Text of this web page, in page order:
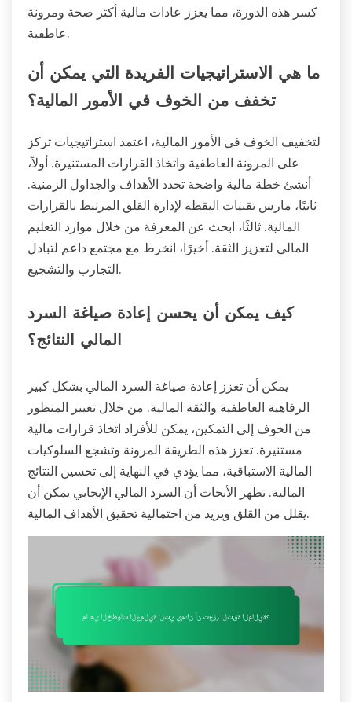
كسر هذه الدورة، مما يعزز عادات مالية أكثر صحة ومرونة
عاطفية.
ما هي الاستراتيجيات الفريدة التي يمكن أن
تخفف من الخوف في الأمور المالية؟
لتخفيف الخوف في الأمور المالية، اعتمد استراتيجيات تركز
على المرونة العاطفية واتخاذ القرارات المستنيرة. أولاً،
أنشئ خطة مالية واضحة تحدد الأهداف والجداول الزمنية.
ثانيًا، مارس تقنيات اليقظة لإدارة القلق المرتبط بالقرارات
المالية. ثالثًا، ابحث عن المعرفة من خلال موارد التعليم
المالي لتعزيز الثقة. أخيرًا، انخرط مع مجتمع داعم لتبادل
التجارب والتشجيع.
كيف يمكن أن يحسن إعادة صياغة السرد
المالي النتائج؟
يمكن أن تعزز إعادة صياغة السرد المالي بشكل كبير
الرفاهية العاطفية والثقة المالية. من خلال تغيير المنظور
من الخوف إلى التمكين، يمكن للأفراد اتخاذ قرارات مالية
مستنيرة. تعزز هذه الطريقة المرونة وتشجع السلوكيات
المالية الاستباقية، مما يؤدي في النهاية إلى تحسين النتائج
المالية. تظهر الأبحاث أن السرد المالي الإيجابي يمكن أن
يقلل من القلق ويزيد من احتمالية تحقيق الأهداف المالية.